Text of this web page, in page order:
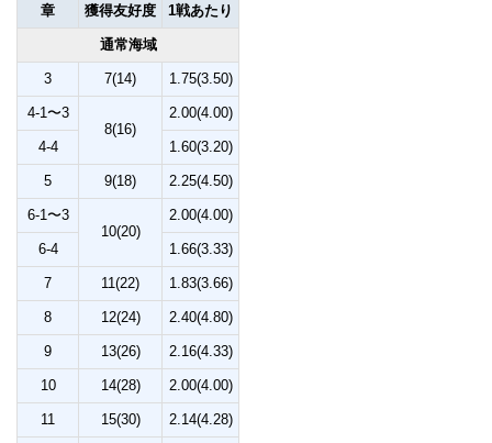
章 獲得友好度 1戦あたり
通常海域
3 7(14) 1.75(3.50)
4-1〜3
8(16)
2.00(4.00)
4-4 1.60(3.20)
5 9(18) 2.25(4.50)
6-1〜3
10(20)
2.00(4.00)
6-4 1.66(3.33)
7 11(22) 1.83(3.66)
8 12(24) 2.40(4.80)
9 13(26) 2.16(4.33)
10 14(28) 2.00(4.00)
11 15(30) 2.14(4.28)